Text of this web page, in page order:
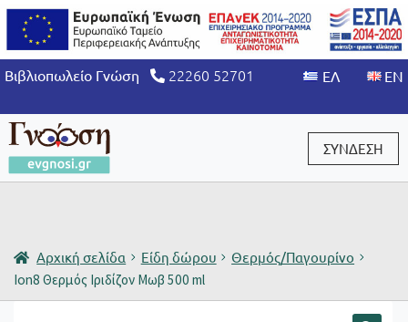
Βιβλιοπωλείο Γνώση 22260 52701
ΣΥΝΔΕΣΗ
Αρχική σελίδα Είδη δώρου
Θερμός/Παγουρίνο
Ion8 Θερμός Ιριδίζον Μωβ 500 ml